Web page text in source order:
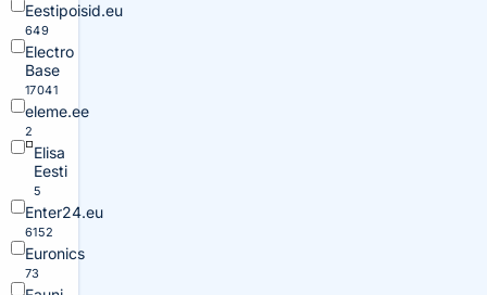
Eestipoisid.eu
649
Electro
Base
17041
eleme.ee
2
Elisa
Eesti
5
Enter24.eu
6152
Euronics
73